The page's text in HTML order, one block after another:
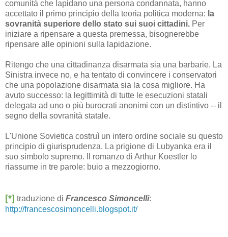
comunità che lapidano una persona condannata, hanno
accettato il primo principio della teoria politica moderna: la
sovranità superiore dello stato sui suoi cittadini. Per
iniziare a ripensare a questa premessa, bisognerebbe
ripensare alle opinioni sulla lapidazione.
Ritengo che una cittadinanza disarmata sia una barbarie. La
Sinistra invece no, e ha tentato di convincere i conservatori
che una popolazione disarmata sia la cosa migliore. Ha
avuto successo: la legittimità di tutte le esecuzioni statali
delegata ad uno o più burocrati anonimi con un distintivo -- il
segno della sovranità statale.
L'Unione Sovietica costruì un intero ordine sociale su questo
principio di giurisprudenza. La prigione di Lubyanka era il
suo simbolo supremo. Il romanzo di Arthur Koestler lo
riassume in tre parole: buio a mezzogiorno.
[*] traduzione di Francesco Simoncelli:
http://francescosimoncelli.blogspot.it/